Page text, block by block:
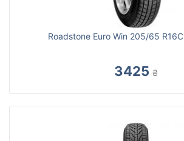
Roadstone Euro Win 205/65
3425 ₴